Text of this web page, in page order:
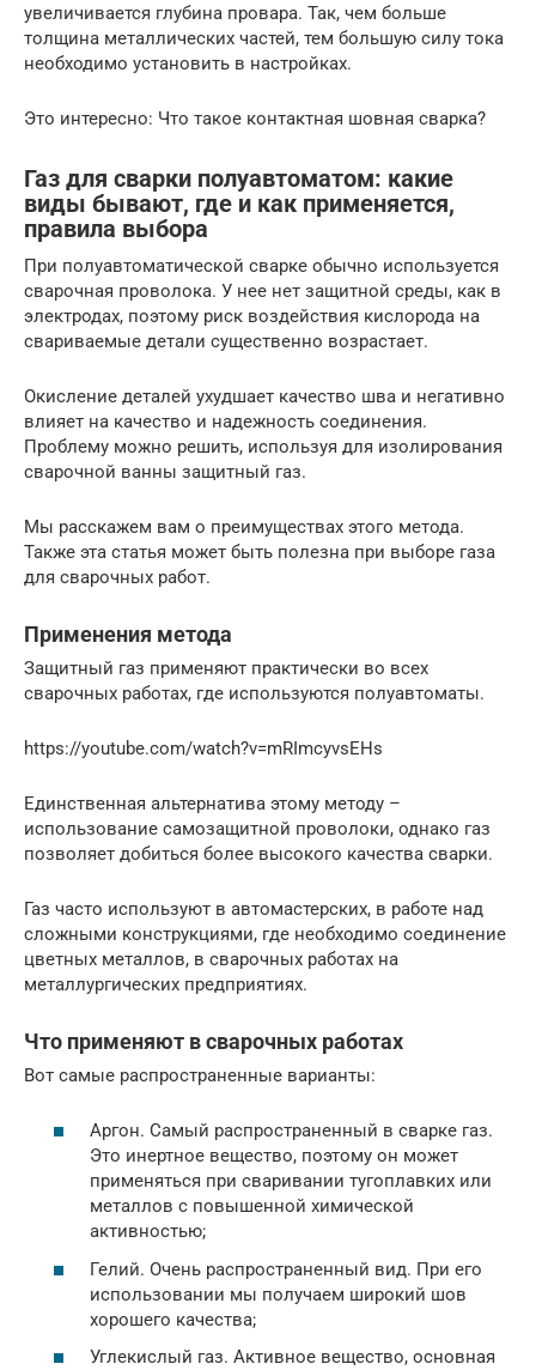
увеличивается глубина провара. Так, чем больше
толщина металлических частей, тем большую силу тока
необходимо установить в настройках.
Это интересно: Что такое контактная шовная сварка?
Газ для сварки полуавтоматом: какие
виды бывают, где и как применяется,
правила выбора
При полуавтоматической сварке обычно используется
сварочная проволока. У нее нет защитной среды, как в
электродах, поэтому риск воздействия кислорода на
свариваемые детали существенно возрастает.
Окисление деталей ухудшает качество шва и негативно
влияет на качество и надежность соединения.
Проблему можно решить, используя для изолирования
сварочной ванны защитный газ.
Мы расскажем вам о преимуществах этого метода.
Также эта статья может быть полезна при выборе газа
для сварочных работ.
Применения метода
Защитный газ применяют практически во всех
сварочных работах, где используются полуавтоматы.
https://youtube.com/watch?v=mRImcyvsEHs
Единственная альтернатива этому методу –
использование самозащитной проволоки, однако газ
позволяет добиться более высокого качества сварки.
Газ часто используют в автомастерских, в работе над
сложными конструкциями, где необходимо соединение
цветных металлов, в сварочных работах на
металлургических предприятиях.
Что применяют в сварочных работах
Вот самые распространенные варианты:
Аргон. Самый распространенный в сварке газ.
Это инертное вещество, поэтому он может
применяться при сваривании тугоплавких или
металлов с повышенной химической
активностью;
Гелий. Очень распространенный вид. При его
использовании мы получаем широкий шов
хорошего качества;
Углекислый газ. Активное вещество, основная